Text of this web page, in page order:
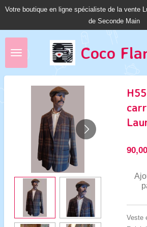
Passer
Coco Fl
Votre boutique en ligne spécialiste de la vente
de Seconde Main
Veste